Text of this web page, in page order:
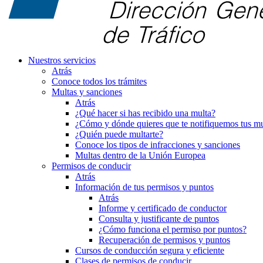
Nuestros servicios
Atrás
Conoce todos los trámites
Multas y sanciones
Atrás
¿Qué hacer si has recibido una multa?
¿Cómo y dónde quieres que te notifiquemos tus
¿Quién puede multarte?
Conoce los tipos de infracciones y sanciones
Multas dentro de la Unión Europea
Permisos de conducir
Atrás
Información de tus permisos y puntos
Atrás
Informe y certificado de conductor
Consulta y justificante de puntos
¿Cómo funciona el permiso por puntos?
Recuperación de permisos y puntos
Cursos de conducción segura y eficiente